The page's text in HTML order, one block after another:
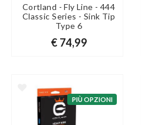
Cortland - Fly Line - 444
Classic Series - Sink Tip
Type 6
€ 74,99
PIÙ OPZIONI